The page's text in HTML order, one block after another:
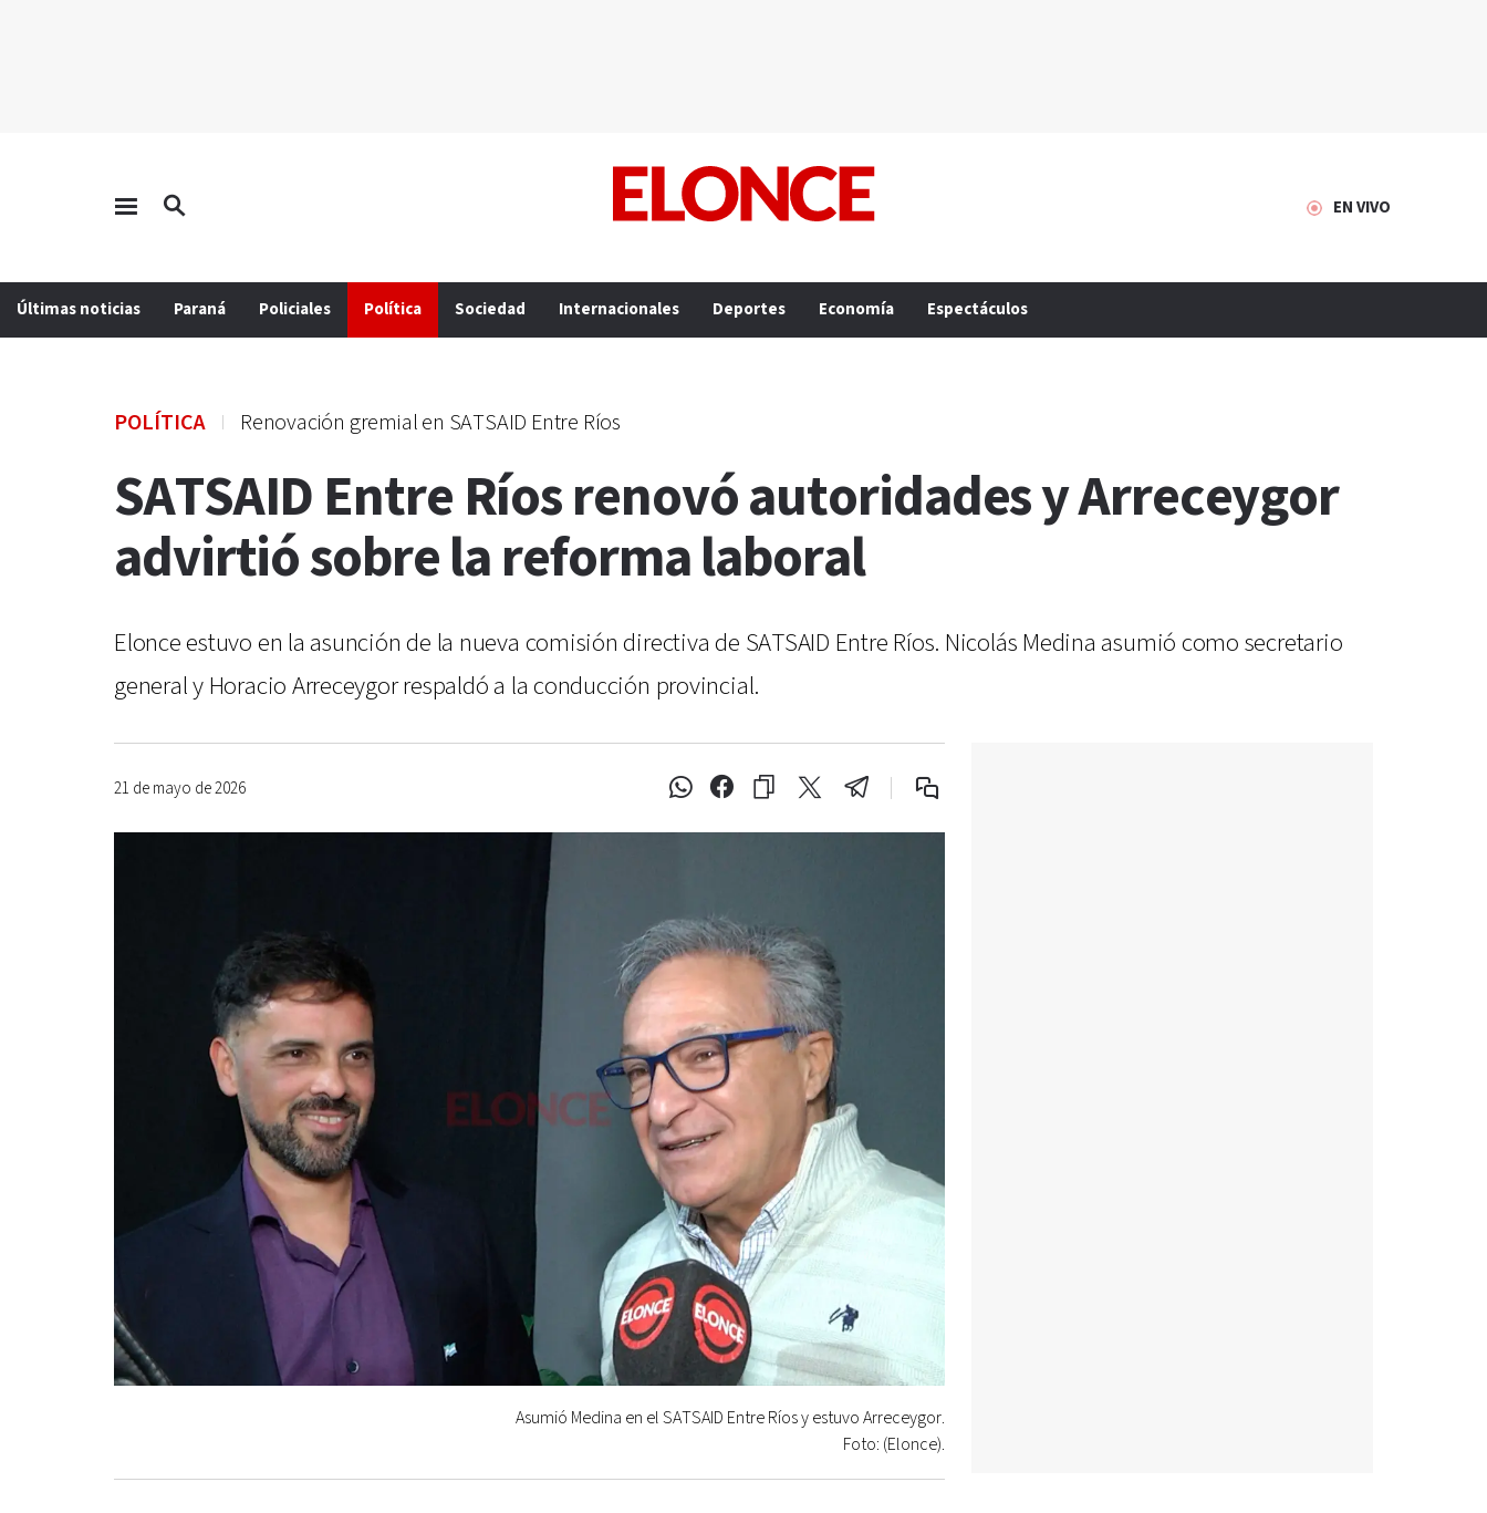
EN VIVO
Últimas noticias Paraná Policiales Política Sociedad Internacionales Deportes Economía Espectáculos
POLÍTICA Renovación gremial en SATSAID Entre Ríos
SATSAID Entre Ríos renovó autoridades y Arreceygor
advirtió sobre la reforma laboral
Elonce estuvo en la asunción de la nueva comisión directiva de SATSAID Entre Ríos. Nicolás Medina asumió como secretario
general y Horacio Arreceygor respaldó a la conducción provincial.
21 de mayo de 2026
Asumió Medina en el SATSAID Entre Ríos y estuvo Arreceygor.
Foto: (Elonce).